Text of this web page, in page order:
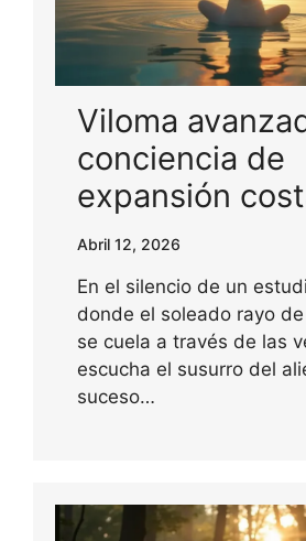
Viloma
conciencia de
expansión
Abril 12, 2026
En el silencio de un
donde el soleado rayo
se cuela a través de las
escucha el susurro del
suceso…